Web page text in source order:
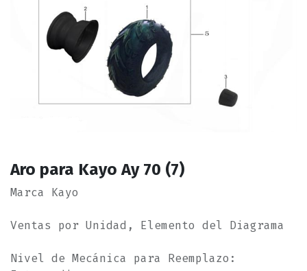
Aro para Kayo Ay 70 (7)
Marca Kayo
Ventas por Unidad, Elemento del Diagrama
Nivel de Mecánica para Reemplazo: